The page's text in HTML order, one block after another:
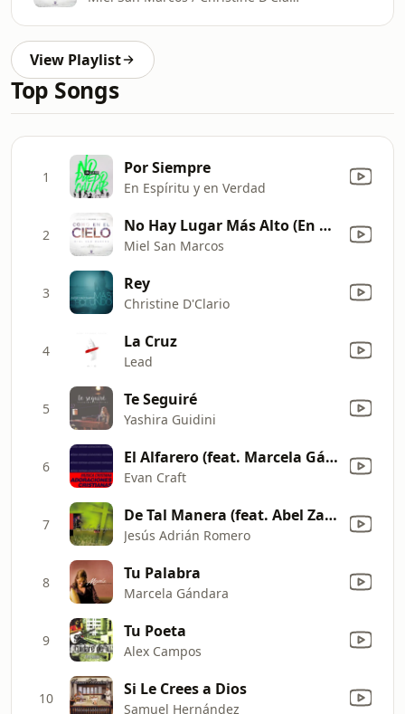
View Playlist
Top Songs
1 Por Siempre
En Espíritu y en Verdad
2 No Hay Lugar Más Alto (En Vivo) [feat. Christine D'clario]
Miel San Marcos
3 Rey
Christine D'Clario
4 La Cruz
Lead
5 Te Seguiré
Yashira Guidini
6 El Alfarero (feat. Marcela Gándara)
Evan Craft
7 De Tal Manera (feat. Abel Zavala) [En Vivo]
Jesús Adrián Romero
8 Tu Palabra
Marcela Gándara
9 Tu Poeta
Alex Campos
10 Si Le Crees a Dios
Samuel Hernández